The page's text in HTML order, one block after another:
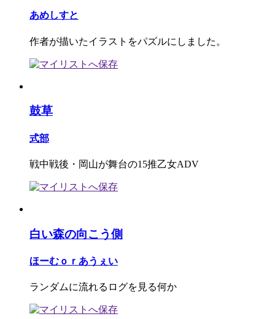
あめしすと
作者が描いたイラストをパズルにしました。
鼓草
式部
戦中戦後・岡山が舞台の15推乙女ADV
白い森の向こう側
ほーむｏｒあうぇい
ランダムに流れるログを見る何か